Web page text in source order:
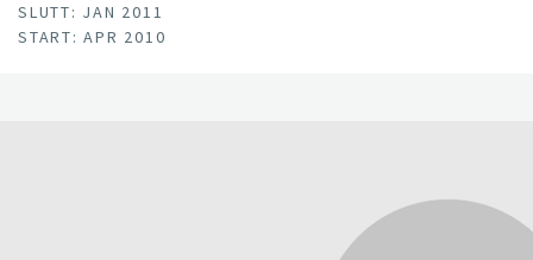
SLUTT: JAN 2011
START: APR 2010